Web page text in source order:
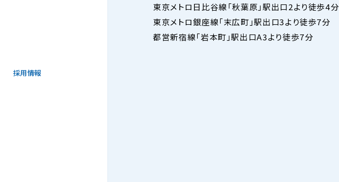
採用情報
東京メトロ日比谷線「秋葉原」駅出口2より徒歩4分
東京メトロ銀座線「末広町」駅出口3より徒歩7分
都営新宿線「岩本町」駅出口A3より徒歩7分